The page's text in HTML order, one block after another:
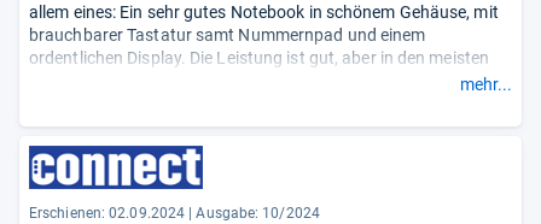
allem eines: Ein sehr gutes Notebook in schönem Gehäuse, mit
brauchbarer Tastatur samt Nummernpad und einem
ordentlichen Display. Die Leistung ist gut, aber in den meisten
Benchmarktests nur unwesentlich besser als die Version mit
wenigen sogar etwas schlechter. Die 300 Euro Aufpreis zur
Version mit Snapdragon X Elite X1E-80100 lohnen deshalb
kaum.“
mehr...
Erschienen: 02.09.2024 | Ausgabe: 10/2024